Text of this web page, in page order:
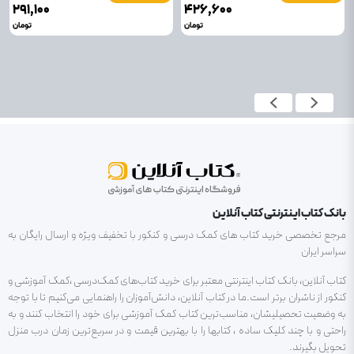
۴۲۶٬۶۰۰
تومان
۲۹۱٬۱۰۰
تومان
بانک کتاب اینترنتی کتاب آنلاین
مرجع تخصصی خرید کتاب های کمک درسی و کنکور با تخفیف ویژه و ارسال رایگان به
سراسر ایران
کتاب آنلاین، بانک کتاب اینترنتی معتبر برای خرید کتاب‌های کمک‌درسی ،کمک آموزشی و
کنکور از ناشران برتر است.ما در کتاب آنلاین، دانش‌آموزان را راهنمایی می‌کنیم تا با توجه
به وضعیت تحصیلیشان، مناسب‌ترین کتاب کمک آموزشی برای خود را انتخاب کنند و به
راحتی و با چند کلیک ساده ، کتابها را با بهترین قیمت و در سریع‌ترین زمان درب منزل
تحویل بگیرند.